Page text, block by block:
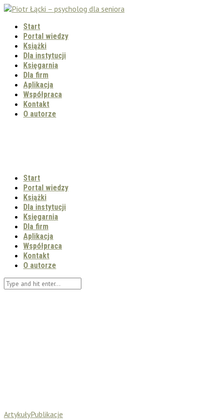
Start
Portal wiedzy
Książki
Dla instytucji
Księgarnia
Dla firm
Aplikacja
Współpraca
Kontakt
O autorze
Start
Portal wiedzy
Książki
Dla instytucji
Księgarnia
Dla firm
Aplikacja
Współpraca
Kontakt
O autorze
ArtykułyPublikacje